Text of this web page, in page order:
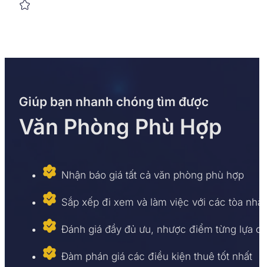
Giúp bạn nhanh chóng tìm được
Văn Phòng Phù Hợp
Nhận báo giá tất cả văn phòng phù hợp
Sắp xếp đi xem và làm việc với các tòa nhà
Đánh giá đầy đủ ưu, nhược điểm từng lựa
Đàm phán giá các điều kiện thuê tốt nhất